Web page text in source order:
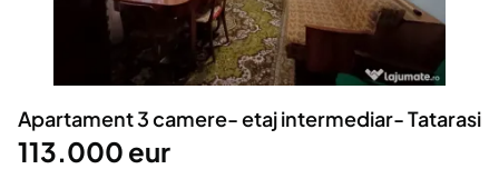
Animale de companie
Afaceri și echipamente profesionale
Inchiriere Bunuri si Vehicule
Utilaje agricole si industriale
Piese auto si accesorii
Dacia Duster
Apartament 3 camere- etaj intermediar- Tatarasi
113.000 eur